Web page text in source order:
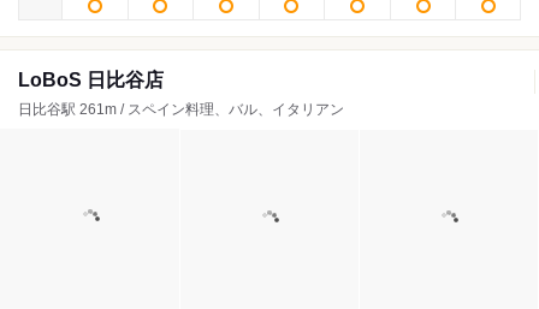
LoBoS 日比谷店
日比谷駅 261m / スペイン料理、バル、イタリアン